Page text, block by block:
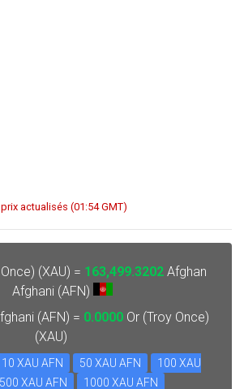
actualisés (01:54 GMT)
(XAU) = 163,499.3202Afghan
Afghani (AFN)
(AFN) = 0.0000 Or (Troy Once)
(XAU)
10 XAU AFN 50 XAU AFN
100 XAU
500 XAU AFN 1000 XAU AFN